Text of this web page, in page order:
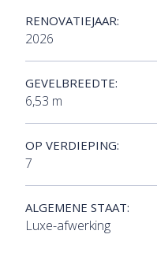
RENOVATIEJAAR:
2026
GEVELBREEDTE:
6,53 m
OP VERDIEPING:
7
ALGEMENE STAAT:
Luxe-afwerking